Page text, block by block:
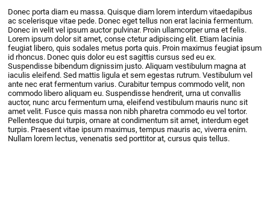
Donec porta diam eu massa. Quisque diam lorem interdum vitaedapibus
ac scelerisque vitae pede. Donec eget tellus non erat lacinia fermentum.
Donec in velit vel ipsum auctor pulvinar. Proin ullamcorper urna et felis.
Lorem ipsum dolor sit amet, conse ctetur adipiscing elit. Etiam lacinia
feugiat libero, quis sodales metus porta quis. Proin maximus feugiat ipsum
id rhoncus. Donec quis dolor eu est sagittis cursus sed eu ex.
Suspendisse bibendum dignissim justo. Aliquam vestibulum magna at
iaculis eleifend. Sed mattis ligula et sem egestas rutrum. Vestibulum vel
ante nec erat fermentum varius. Curabitur tempus commodo velit, non
commodo libero aliquam eu. Suspendisse hendrerit, urna ut convallis
auctor, nunc arcu fermentum urna, eleifend vestibulum mauris nunc sit
amet velit. Fusce quis massa non nibh pharetra commodo eu vel tortor.
Pellentesque dui turpis, ornare at condimentum sit amet, interdum eget
turpis. Praesent vitae ipsum maximus, tempus mauris ac, viverra enim.
Nullam lorem lectus, venenatis sed porttitor at, cursus quis tellus.